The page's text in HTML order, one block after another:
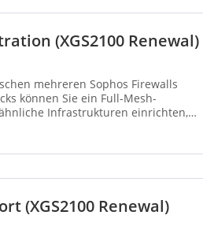
(XGS2100 Renewal)
mehreren Sophos Firewalls
können Sie ein Full-Mesh-
Infrastrukturen einrichten,
(XGS2100 Renewal)